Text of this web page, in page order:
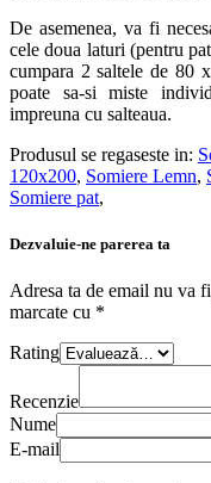
De asemenea, va fi
cele doua laturi (pentru
cumpara 2 saltele de 80
poate sa-si miste
impreuna cu salteaua.
Produsul se regaseste in:
120x200, Somiere Lemn,
Somiere pat,
Dezvaluie-ne parerea ta
Adresa ta de email nu va
marcate cu *
Rating
Recenzie
Nume
E-mail